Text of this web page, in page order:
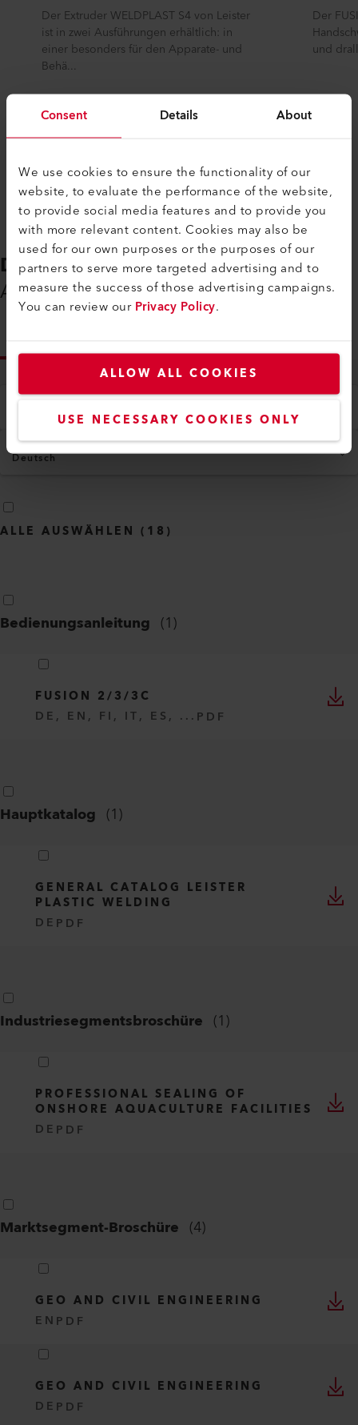
Consent Details About
We use cookies to ensure the functionality of our
website, to evaluate the performance of the website,
to provide social media features and to provide you
with more relevant content. Cookies may also be
used for our own purposes or the purposes of our
partners to serve more targeted advertising and to
measure the success of those advertising campaigns.
You can review ourPrivacy Policy.
ALLOW ALL COOKIES
USE NECESSARY COOKIES ONLY
Der Extruder WELDPLAST S4 von Leister
ist in zwei Ausführungen erhältlich: in
einer besonders für den Apparate- und
Behä...
Der
und
DOWNLOADS
Alles, was Sie benötigen
Typ
Sprache
Deutsch
ALLE AUSWÄHLEN ( 18 )
Bedienungsanleitung (1)
FUSION 2/3/3C
DE, EN, FI, IT, ES, ... PDF
Hauptkatalog (1)
GENERAL CATALOG LEISTER
PLASTIC WELDING
DE PDF
Industriesegmentsbroschüre (1)
PROFESSIONAL SEALING OF
ONSHORE AQUACULTURE FACILITIES
DE PDF
Marktsegment-Broschüre (4)
GEO AND CIVIL ENGINEERING
EN PDF
GEO AND CIVIL ENGINEERING
DE PDF